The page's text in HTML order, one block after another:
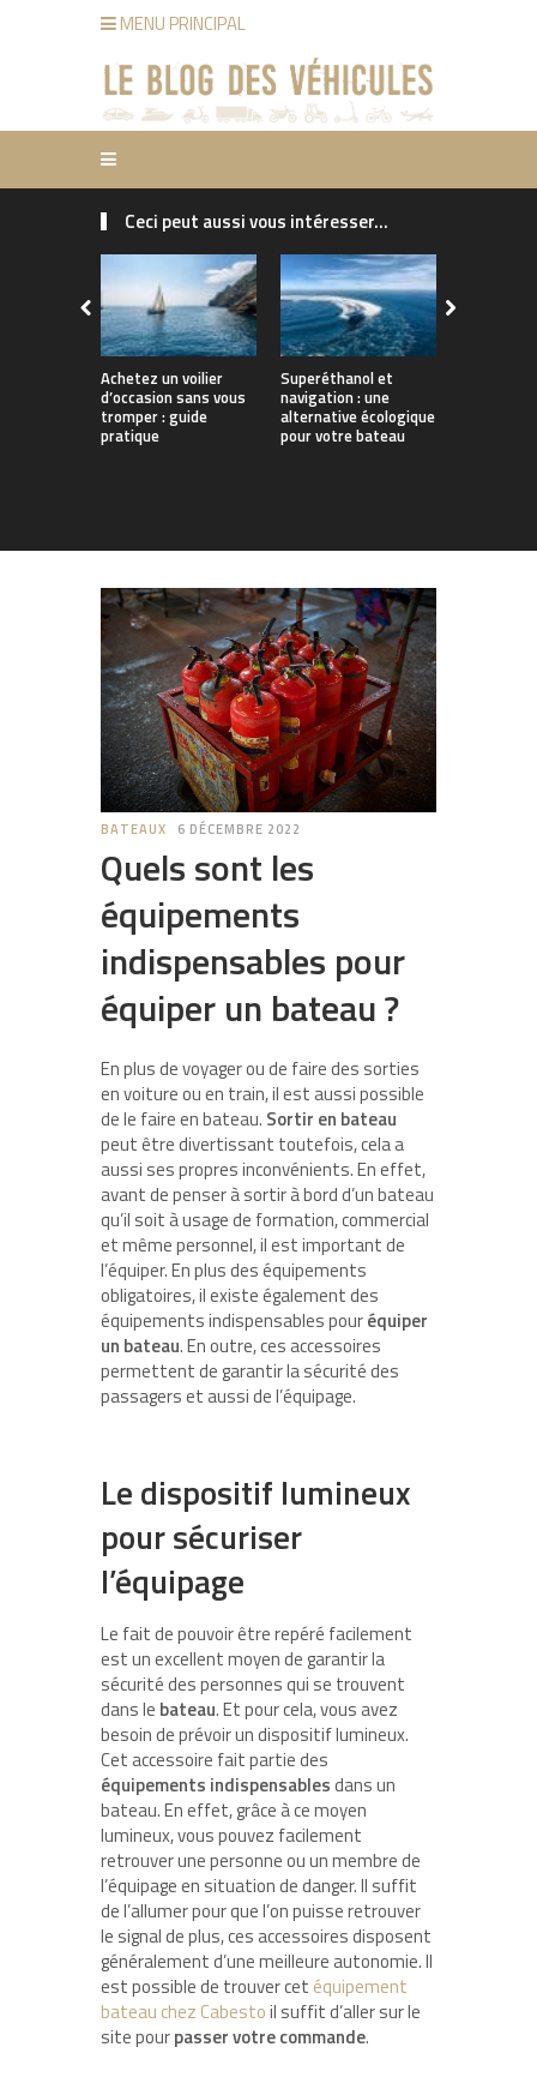
MENU PRINCIPAL
Ceci peut aussi vous intéresser...
Achetez un voilier
d’occasion sans vous
tromper : guide
pratique
Superéthanol et
navigation : une
alternative écologique
pour votre bateau
BATEAUX 6 DÉCEMBRE 2022
Quels sont les
équipements
indispensables pour
équiper un bateau ?
En plus de voyager ou de faire des sorties
en voiture ou en train, il est aussi possible
de le faire en bateau. Sortir en bateau
peut être divertissant toutefois, cela a
aussi ses propres inconvénients. En effet,
avant de penser à sortir à bord d’un bateau
qu’il soit à usage de formation, commercial
et même personnel, il est important de
l’équiper. En plus des équipements
obligatoires, il existe également des
équipements indispensables pouréquiper
un bateau. En outre, ces accessoires
permettent de garantir la sécurité des
passagers et aussi de l’équipage.
Le dispositif lumineux
pour sécuriser
l’équipage
Le fait de pouvoir être repéré facilement
est un excellent moyen de garantir la
sécurité des personnes qui se trouvent
dans le bateau. Et pour cela, vous avez
besoin de prévoir un dispositif lumineux.
Cet accessoire fait partie des
équipements indispensablesdans un
bateau. En effet, grâce à ce moyen
lumineux, vous pouvez facilement
retrouver une personne ou un membre de
l’équipage en situation de danger. Il suffit
de l’allumer pour que l’on puisse retrouver
le signal de plus, ces accessoires disposent
généralement d’une meilleure autonomie. Il
est possible de trouver cet équipement
bateau chez Cabestoil suffit d’aller sur le
site pourpasser votre commande.